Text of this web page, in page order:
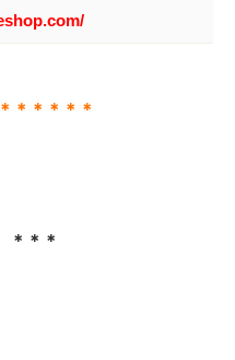
＊＊＊＊＊
＊＊